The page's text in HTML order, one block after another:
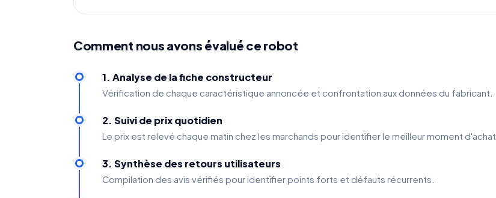
Comment nous avons évalué ce robot
1. Analyse de la fiche constructeur
Vérification de chaque caractéristique annoncée et confrontation aux données du fabricant.
2. Suivi de prix quotidien
Le prix est relevé chaque matin chez les marchands pour identifier le meilleur moment d'achat.
3. Synthèse des retours utilisateurs
Compilation des avis vérifiés pour identifier points forts et défauts récurrents.